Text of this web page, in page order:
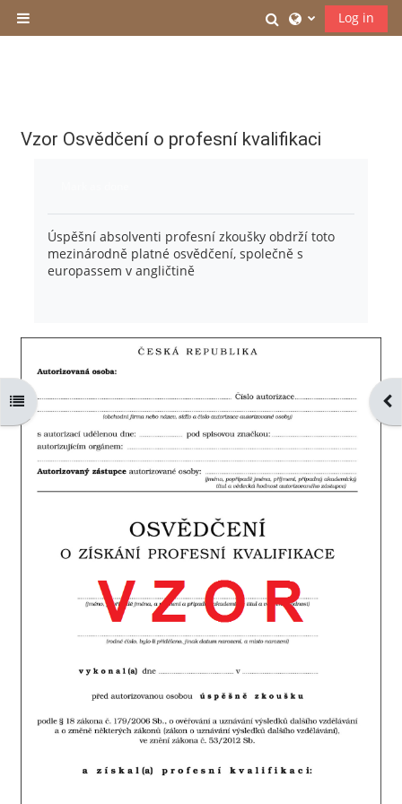
Side panel
Toggle search
Log in
Open course index
Vzor Osvědčení o profesní kvalifikaci
Úspěšní absolventi profesní zkoušky obdrží toto
mezinárodně platné osvědčení, společně s
europassem v angličtině